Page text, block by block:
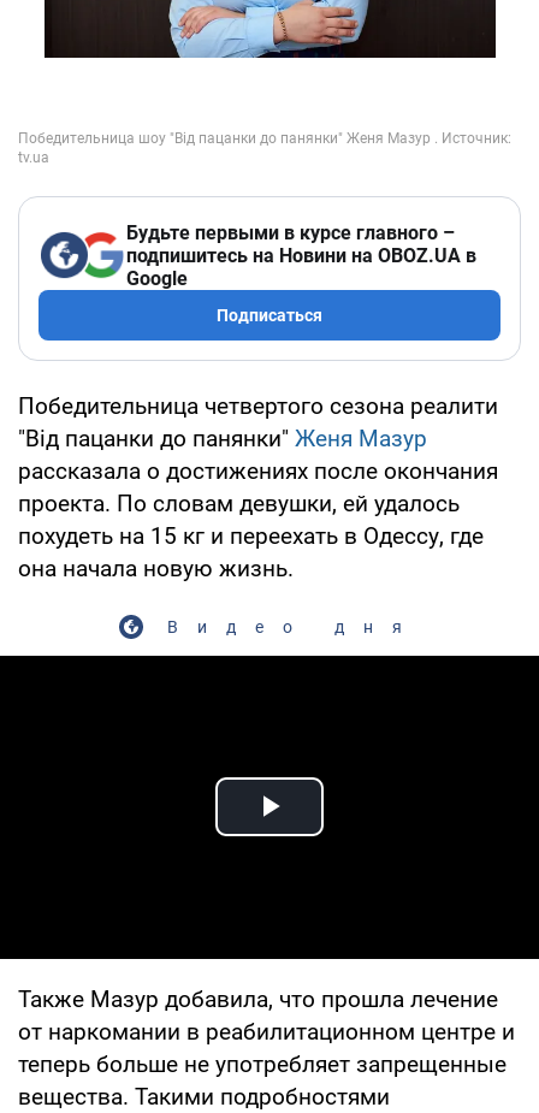
Будьте первыми в курсе главного –
подпишитесь на Новини на OBOZ.UA в
Google
Подписаться
Победительница четвертого сезона реалити
"Від пацанки до панянки" Женя Мазур
рассказала о достижениях после окончания
проекта. По словам девушки, ей удалось
похудеть на 15 кг и переехать в Одессу, где
она начала новую жизнь.
Видео дня
Play Video
Также Мазур добавила, что прошла лечение
от наркомании в реабилитационном центре и
теперь больше не употребляет запрещенные
вещества. Такими подробностями